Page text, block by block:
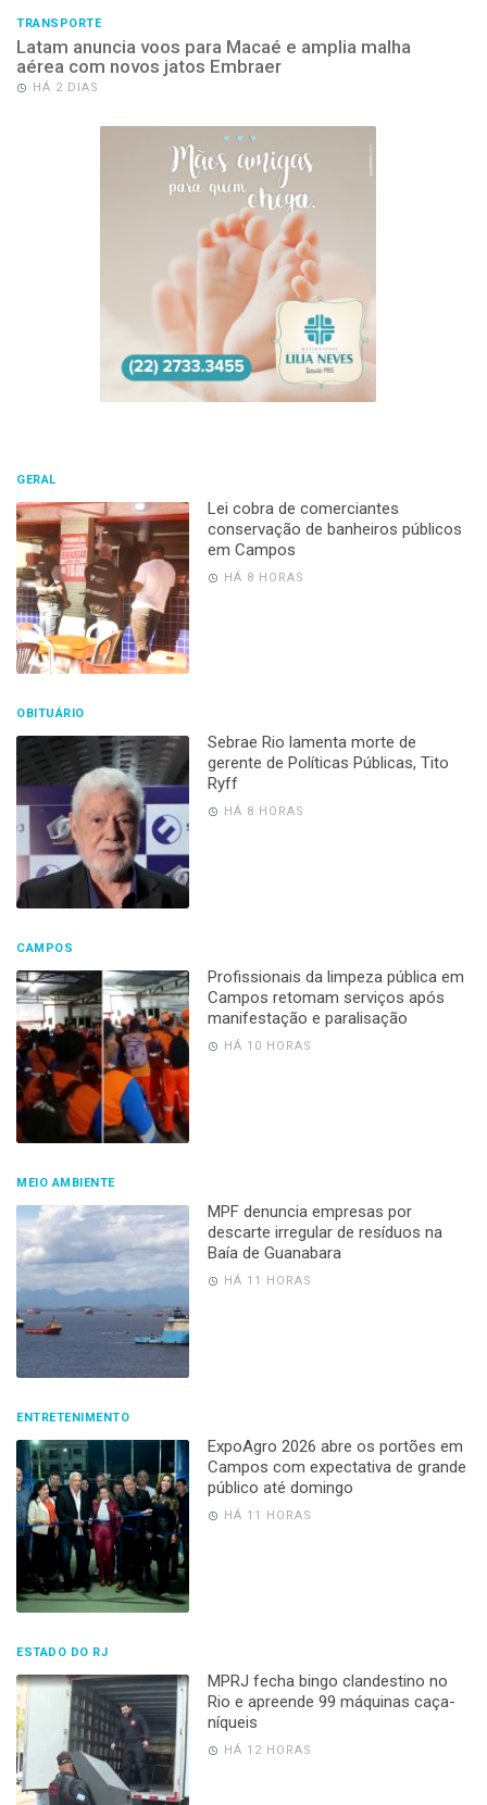
TRANSPORTE
Latam anuncia voos para Macaé e amplia malha
aérea com novos jatos Embraer
HÁ 2 DIAS
GERAL
Lei cobra de comerciantes
conservação de banheiros públicos
em Campos
HÁ 8 HORAS
OBITUÁRIO
Sebrae Rio lamenta morte de
gerente de Políticas Públicas, Tito
Ryff
HÁ 8 HORAS
CAMPOS
Profissionais da limpeza pública em
Campos retomam serviços após
manifestação e paralisação
HÁ 10 HORAS
MEIO AMBIENTE
MPF denuncia empresas por
descarte irregular de resíduos na
Baía de Guanabara
HÁ 11 HORAS
ENTRETENIMENTO
ExpoAgro 2026 abre os portões em
Campos com expectativa de grande
público até domingo
HÁ 11 HORAS
ESTADO DO RJ
MPRJ fecha bingo clandestino no
Rio e apreende 99 máquinas caça-
níqueis
HÁ 12 HORAS